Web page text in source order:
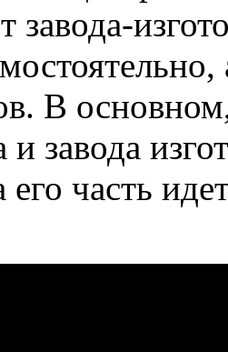
завода-
В
завода
его часть